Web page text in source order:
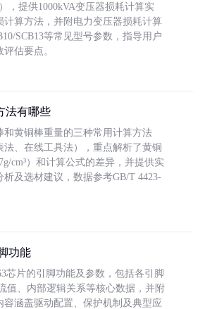
），提供1000kVA变压器损耗计算实
计算方法，并附电力变压器损耗计算
SCB13等常见型号参数，指导用户
估要点。
法有哪些
和黄铜棒重量的三种常用计算方法
法、在线工具法），重点解析了黄铜
cm³）和计算公式的差异，并提供实
析及选材建议，数据参考GB/T 4423-
功能
芯片的引脚功能及参数，包括各引脚
值、内部逻辑关系等核心数据，并附
容涵盖驱动配置、保护机制及典型应